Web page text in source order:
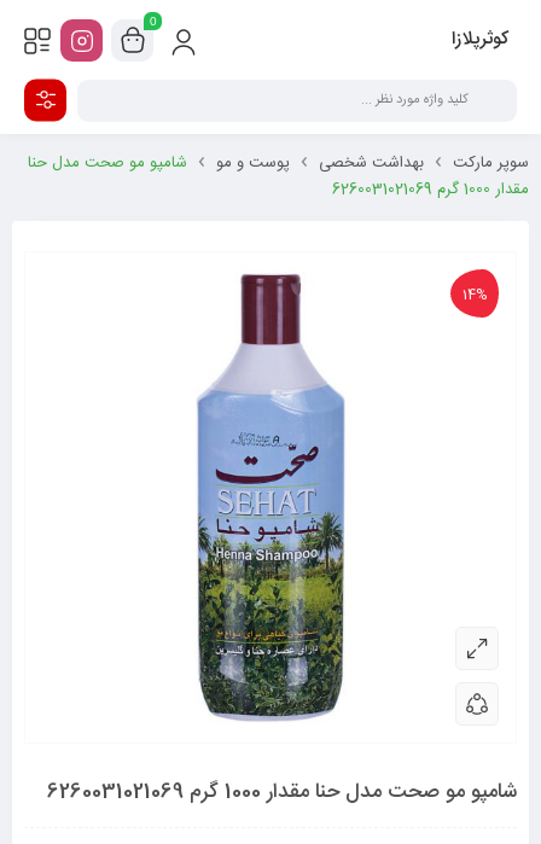
کوثرپلازا
0
سوپر مارکت بهداشت شخصی پوست و مو
شامپو مو صحت مدل حنا
مقدار 1000 گرم 6260031021069
14%
شامپو مو صحت مدل حنا مقدار 1000 گرم 6260031021069